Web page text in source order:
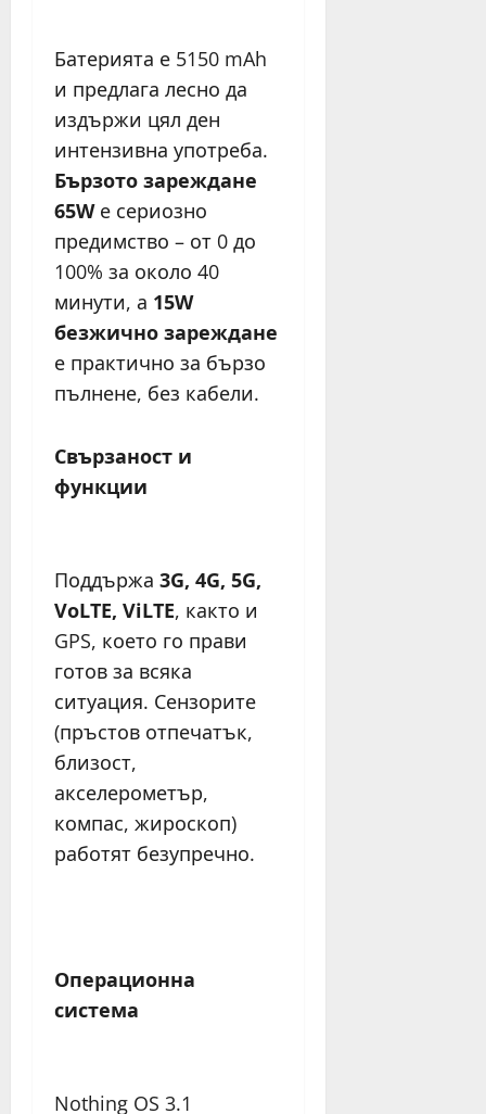
Батерията е 5150 mAh
и предлага лесно да
издържи цял ден
интензивна употреба.
Бързото зареждане
65Wе сериозно
предимство – от 0 до
100% за около 40
минути, а 15W
безжично зареждане
е практично за бързо
пълнене, без кабели.
Свързаност и
функции
Поддържа 3G, 4G, 5G,
VoLTE, ViLTE, както и
GPS, което го прави
готов за всяка
ситуация. Сензорите
(пръстов отпечатък,
близост,
акселерометър,
компас, жироскоп)
работят безупречно.
Операционна
система
Nothing OS 3.1